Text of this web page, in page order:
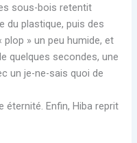
sous-bois retentit
du plastique, puis des
» un peu humide, et
quelques secondes, une
un je-ne-sais quoi de
éternité. Enfin, Hiba reprit